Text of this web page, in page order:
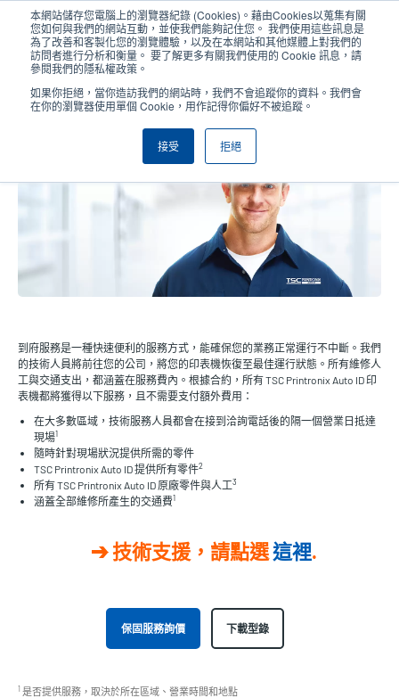
本網站儲存您電腦上的瀏覽器紀錄 (Cookies)。藉由Cookies以蒐集有關
您如何與我們的網站互動，並使我們能夠記住您。 我們使用這些訊息是
為了改善和客製化您的瀏覽體驗，以及在本網站和其他媒體上對我們的
訪問者進行分析和衡量。 要了解更多有關我們使用的 Cookie 訊息，請
參閱我們的隱私權政策。
如果你拒絕，當你造訪我們的網站時，我們不會追蹤你的資料。我們會
在你的瀏覽器使用單個 Cookie，用作記得你偏好不被追蹤。
接受 拒絕
User
menu
User
Header
到府服務是一種快速便利的服務方式，能確保您的業務正常運行不中斷。我們
的技術人員將前往您的公司，將您的印表機恢復至最佳運行狀態。所有維修人
工與交通支出，都涵蓋在服務費內。根據合約，所有 TSC Printronix Auto ID 印
表機都將獲得以下服務，且不需要支付額外費用：
在大多數區域，技術服務人員都會在接到洽詢電話後的隔一個營業日抵達
現場1
隨時針對現場狀況提供所需的零件
TSC Printronix Auto ID 提供所有零件2
所有 TSC Printronix Auto ID 原廠零件與人工3
涵蓋全部維修所產生的交通費1
技術支援，請點選這裡.
保固服務詢價 下載型錄
1 是否提供服務，取決於所在區域、營業時間和地點